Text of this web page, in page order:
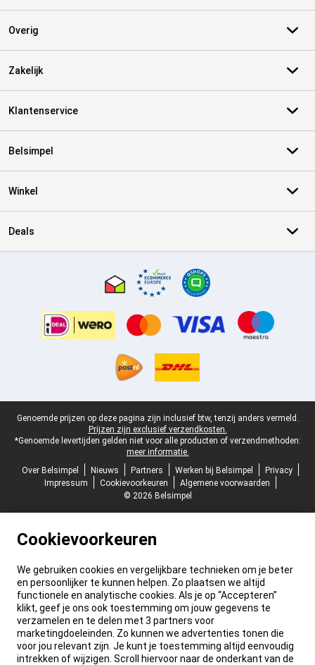
Overig
Zakelijk
Klantenservice
Belsimpel
Winkel
Deals
Juridische voettekst
Genoemde prijzen op deze pagina zijn inclusief btw, tenzij anders vermeld.
Prijzen zijn exclusief verzendkosten.
*Genoemde levertijden gelden niet voor alle producten of verzendmethoden:
meer informatie.
Over Belsimpel
Nieuws Partners Werken bij Belsimpel
Privacy
Impressum
Cookievoorkeuren
Algemene voorwaarden
© 2026 Belsimpel
Cookievoorkeuren
We gebruiken cookies en vergelijkbare technieken om je beter
en persoonlijker te kunnen helpen. Zo plaatsen we altijd
functionele en analytische cookies. Als je op “Accepteren”
klikt, geef je ons ook toestemming om jouw gegevens te
verzamelen en te delen met 3 partners voor
marketingdoeleinden. Zo kunnen we advertenties tonen die
voor jou relevant zijn. Je kunt je toestemming altijd eenvoudig
intrekken of wijzigen. Scroll hiervoor naar de onderkant van de